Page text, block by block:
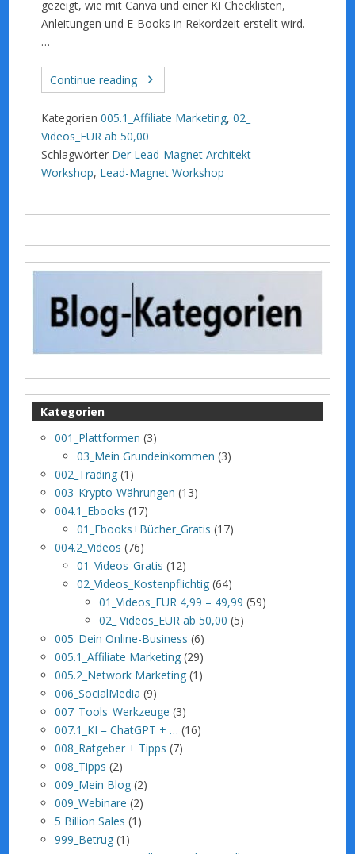
gezeigt, wie mit Canva und einer KI Checklisten,
Anleitungen und E-Books in Rekordzeit erstellt wird.
…
Continue reading
Kategorien 005.1_Affiliate Marketing,02_
Videos_EUR ab 50,00
Schlagwörter Der Lead-Magnet Architekt -
Workshop, Lead-Magnet Workshop
Kategorien
001_Plattformen (3)
03_Mein Grundeinkommen (3)
002_Trading (1)
003_Krypto-Währungen (13)
004.1_Ebooks (17)
01_Ebooks+Bücher_Gratis (17)
004.2_Videos (76)
01_Videos_Gratis (12)
02_Videos_Kostenpflichtig (64)
01_Videos_EUR 4,99 – 49,99 (59)
02_ Videos_EUR ab 50,00 (5)
005_Dein Online-Business (6)
005.1_Affiliate Marketing (29)
005.2_Network Marketing (1)
006_SocialMedia (9)
007_Tools_Werkzeuge (3)
007.1_KI = ChatGPT + … (16)
008_Ratgeber + Tipps (7)
008_Tipps (2)
009_Mein Blog (2)
009_Webinare (2)
5 Billion Sales (1)
999_Betrug (1)